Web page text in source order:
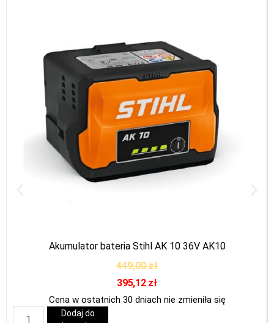
Akumulator bateria Stihl AK 10 36V AK10
449,00zł
395,12 zł
Cena w ostatnich 30 dniach nie zmieniła się
Dodaj do